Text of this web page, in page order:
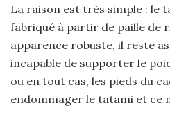
La raison est très simple : le
fabriqué à partir de paille de
apparence robuste, il reste
incapable de supporter le
ou en tout cas, les pieds du
endommager le tatami et ce